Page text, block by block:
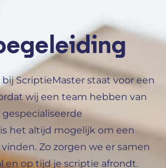
ScriptieMaster staat voor een
wij een team hebben van
gespecialiseerde
het altijd mogelijk om een
Zo zorgen we er samen
en op tijd je scriptie afrondt.